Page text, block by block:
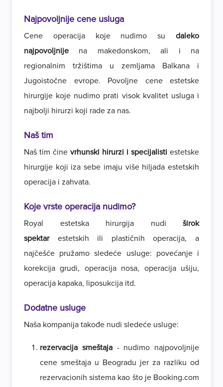
Najpovoljnije cene usluga
Cene operacija koje nudimo su daleko
najpovoljnije na makedonskom, ali i na
regionalnim tržištima u zemljama Balkana i
Jugoistočne evrope. Povoljne cene estetske
hirurgije koje nudimo prati visok kvalitet usluga i
najbolji hirurzi koji rade za nas.
Naš tim
Naš tim čine vrhunski hirurzi i specijalisti estetske
hirurgije koji iza sebe imaju više hiljada estetskih
operacija i zahvata.
Koje vrste operacija nudimo?
Royal estetska hirurgija nudi širok
spektarestetskih ili plastičnih operacija, a
najčešće pružamo sledeće usluge: povećanje i
korekcija grudi, operacija nosa, operacija ušiju,
operacija kapaka, liposukcija itd.
Dodatne usluge
Naša kompanija takođe nudi sledeće usluge:
rezervacija smeštaja- nudimo najpovoljnije
cene smeštaja u Beogradu jer za razliku od
rezervacionih sistema kao što je Booking.com